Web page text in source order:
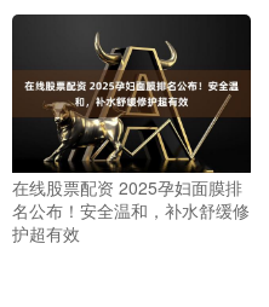
在线股票配资 2025孕妇面膜排
名公布！安全温和，补水舒缓修
护超有效